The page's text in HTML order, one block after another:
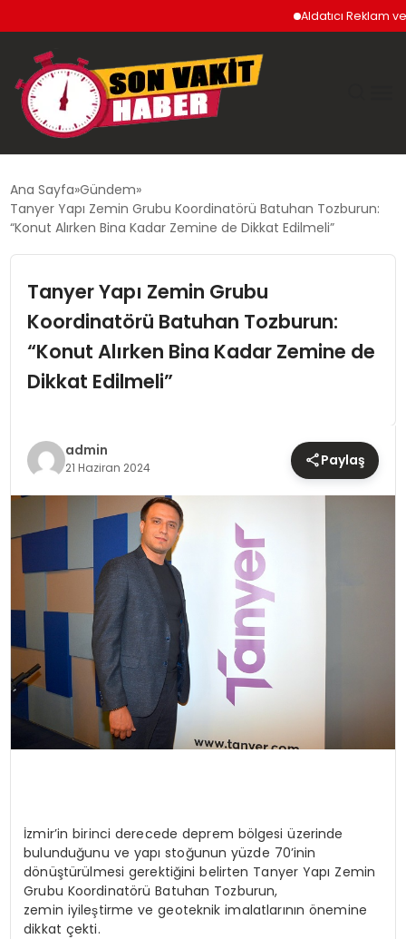
Aldatıcı Reklam ve
SIYASET
EKONOMI
SPOR
YAŞAM
Ana Sayfa Gündem
Tanyer Yapı Zemin Grubu Koordinatörü Batuhan Tozburun:
“Konut Alırken Bina Kadar Zemine de Dikkat Edilmeli”
Tanyer Yapı Zemin Grubu
Koordinatörü Batuhan Tozburun:
“Konut Alırken Bina Kadar Zemine de
Dikkat Edilmeli”
admin
21 Haziran 2024 Paylaş
İzmir’in birinci derecede deprem bölgesi üzerinde
bulunduğunu ve yapı stoğunun yüzde 70’inin
dönüştürülmesi gerektiğini belirten Tanyer Yapı Zemin
Grubu Koordinatörü Batuhan Tozburun,
zemin iyileştirme ve geoteknik imalatlarının önemine
dikkat çekti.